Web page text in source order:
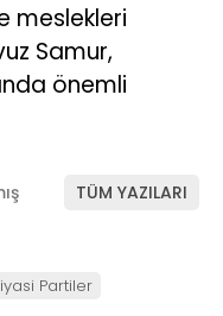
meslekleri
Samur,
önemli
TÜM YAZILARI
Partiler